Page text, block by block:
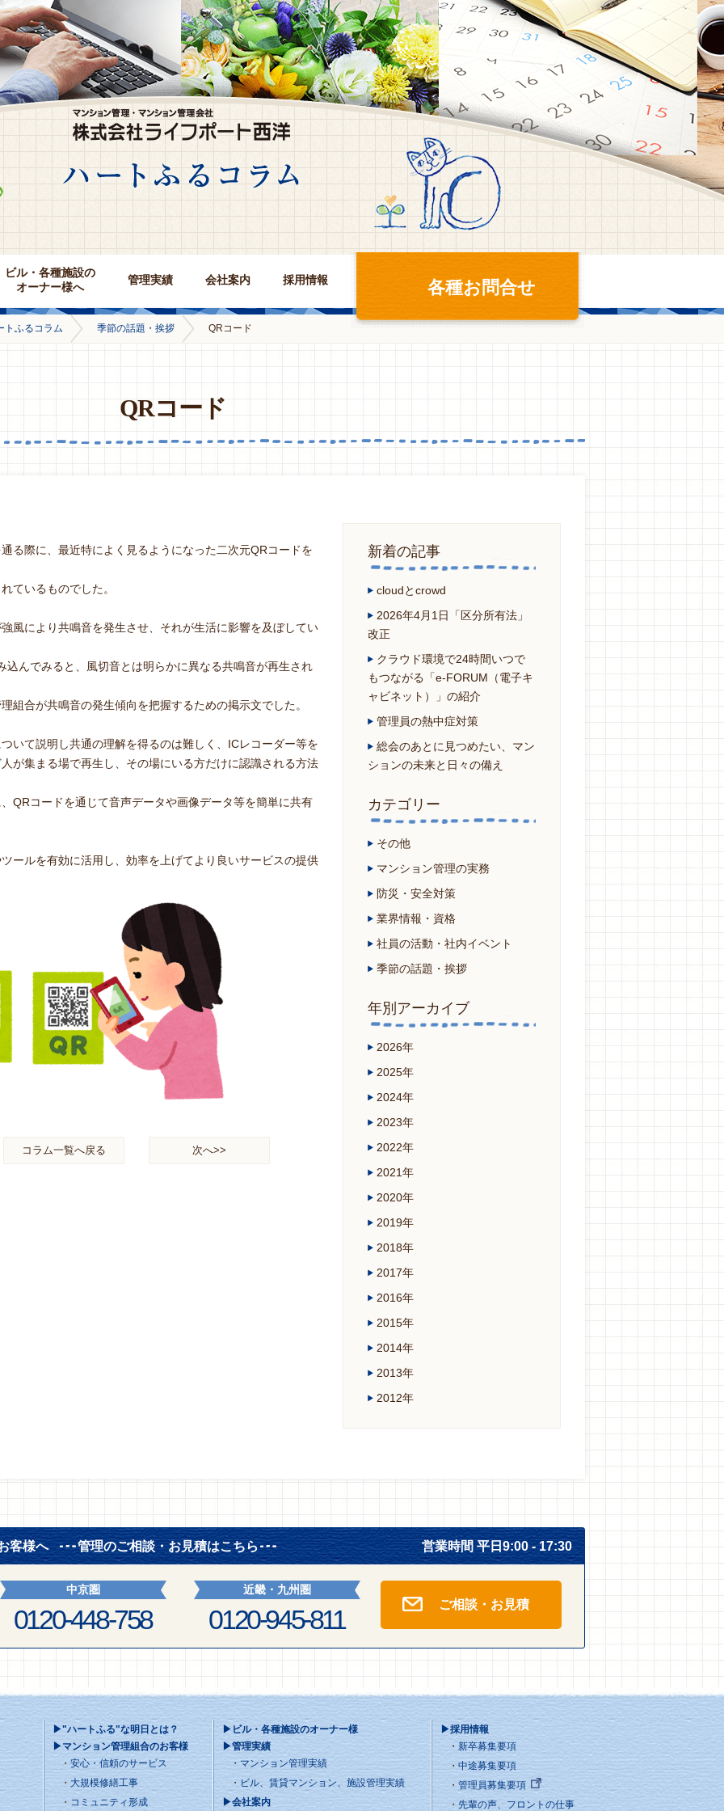
ビル・各種施設の
オーナー様へ
管理実績 会社案内 採用情報 各種お問合せ
トふるコラム 季節の話題・挨拶 QRコード
QRコード
る際に、最近特によく見るようになった二次元QRコードを
ているものでした。
風により共鳴音を発生させ、それが生活に影響を及ぼしてい
込んでみると、風切音とは明らかに異なる共鳴音が再生され
組合が共鳴音の発生傾向を把握するための掲示文でした。
いて説明し共通の理解を得るのは難しく、ICレコーダー等を
が集まる場で再生し、その場にいる方だけに認識される方法
QRコードを通じて音声データや画像データ等を簡単に共有
ールを有効に活用し、効率を上げてより良いサービスの提供
コラム一覧へ戻る 次へ>>
新着の記事
cloudとcrowd
2026年4月1日「区分所有法」
改正
クラウド環境で24時間いつで
もつながる「e-FORUM（電子キ
ャビネット）」の紹介
管理員の熱中症対策
総会のあとに見つめたい、マン
ションの未来と日々の備え
カテゴリー
その他
マンション管理の実務
防災・安全対策
業界情報・資格
社員の活動・社内イベント
季節の話題・挨拶
年別アーカイブ
2026年
2025年
2024年
2023年
2022年
2021年
2020年
2019年
2018年
2017年
2016年
2015年
2014年
2013年
2012年
客様へ 管理のご相談・お見積はこちら 営業時間 平日9:00 - 17:30
中京圏
0120-448-758
近畿・九州圏
0120-945-811 ご相談・お見積
▶"ハートふる"な明日とは？
▶マンション管理組合のお客様
安心・信頼のサービス
大規模修繕工事
コミュニティ形成
▶ビル・各種施設のオーナー様
▶管理実績
マンション管理実績
ビル、賃貸マンション、施設管理実績
▶会社案内
▶採用情報
新卒募集要項
中途募集要項
管理員募集要項
先輩の声、フロントの仕事